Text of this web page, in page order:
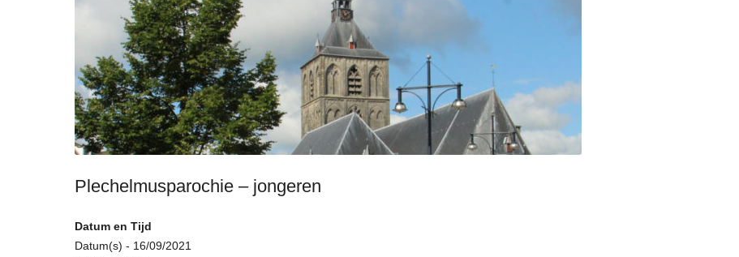
DECORATIEGROEP
TERRAS BIJ DE COCER
Plechelmusparochie – jongeren
Datum en Tijd
Datum(s) - 16/09/2021